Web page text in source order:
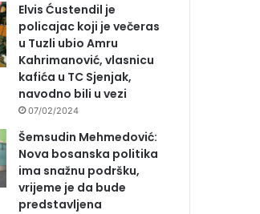
Elvis Ćustendil je
policajac koji je večeras
u Tuzli ubio Amru
Kahrimanović, vlasnicu
kafića u TC Sjenjak,
navodno bili u vezi
07/02/2024
Šemsudin Mehmedović:
Nova bosanska politika
ima snažnu podršku,
vrijeme je da bude
predstavljena